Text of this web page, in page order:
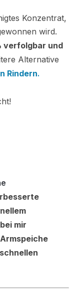
Konzentrat,
wird.
verfolgbar und
Alternative
Rindern.
mir